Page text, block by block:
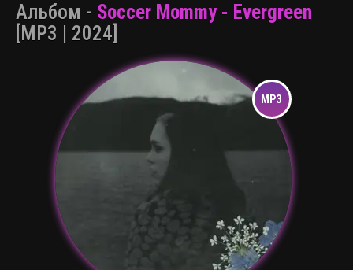
Альбом - Soccer Mommy - Evergreen
[MP3 | 2024]